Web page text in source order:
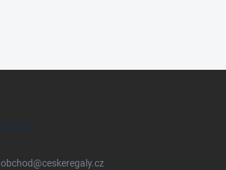
obchod@ceskeregaly.cz